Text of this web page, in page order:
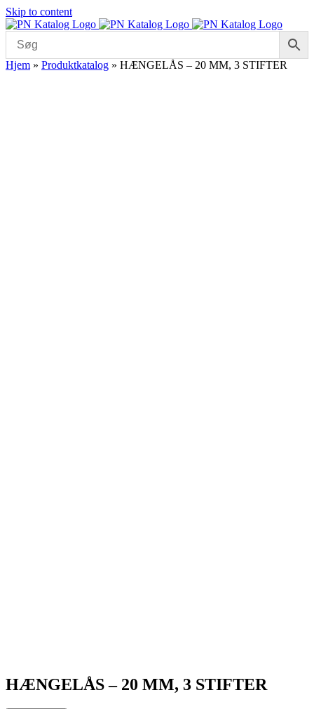
Skip to content
Hjem » Produktkatalog » HÆNGELÅS – 20 MM, 3 STIFTER
HÆNGELÅS – 20 MM, 3 STIFTER